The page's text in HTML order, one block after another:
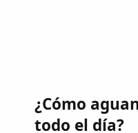
¿Cómo
todo el día?